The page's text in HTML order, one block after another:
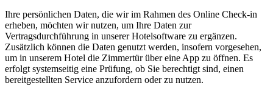
Ihre persönlichen Daten, die wir im Rahmen des Online Check-in
erheben, möchten wir nutzen, um Ihre Daten zur
Vertragsdurchführung in unserer Hotelsoftware zu ergänzen.
Zusätzlich können die Daten genutzt werden, insofern vorgesehen,
um in unserem Hotel die Zimmertür über eine App zu öffnen. Es
erfolgt systemseitig eine Prüfung, ob Sie berechtigt sind, einen
bereitgestellten Service anzufordern oder zu nutzen.